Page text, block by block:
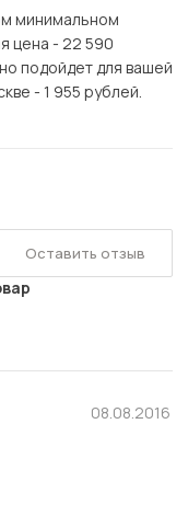
минимальном
цена - 22 590
подойдет для вашей
- 1 955 рублей.
08.08.2016
Оставить отзыв